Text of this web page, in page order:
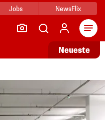
Jobs NewsFlix
Neueste